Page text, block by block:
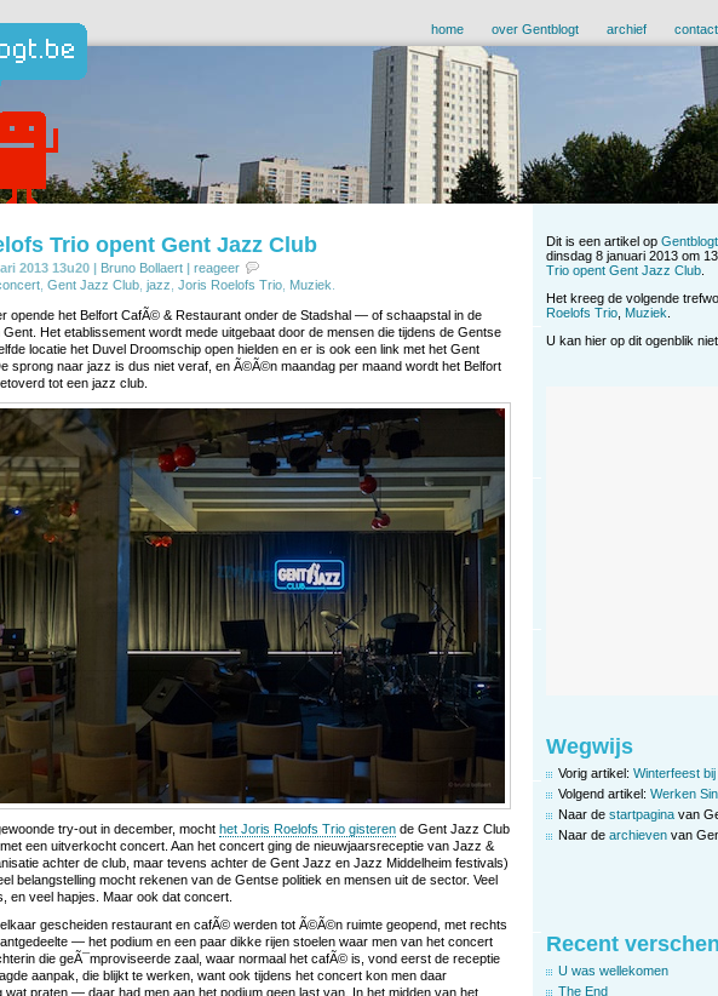
home over Gentblogt archief contact
Trio opent Gent Jazz Club
2013 13u20 | Bruno Bollaert | reageer
Gent Jazz Club jazz Joris Roelofs Trio Muziek
opende het Belfort CafÃ© & Restaurant onder de Stadshal — of schaapstal in de
Het etablissement wordt mede uitgebaat door de mensen die tijdens de Gentse
locatie het Duvel Droomschip open hielden en er is ook een link met het Gent
sprong naar jazz is dus niet veraf, en Ã©Ã©n maandag per maand wordt het Belfort
tot een jazz club.
try-out in december, mocht het Joris Roelofs Trio gisteren de Gent Jazz Club
een uitverkocht concert. Aan het concert ging de nieuwjaarsreceptie van Jazz &
achter de club, maar tevens achter de Gent Jazz en Jazz Middelheim festivals)
belangstelling mocht rekenen van de Gentse politiek en mensen uit de sector. Veel
en veel hapjes. Maar ook dat concert.
gescheiden restaurant en cafÃ© werden tot Ã©Ã©n ruimte geopend, met rechts
— het podium en een paar dikke rijen stoelen waar men van het concert
die geÃ¯mproviseerde zaal, waar normaal het cafÃ© is, vond eerst de receptie
aanpak, die blijkt te werken, want ook tijdens het concert kon men daar
wat praten — daar had men aan het podium geen last van. In het midden van het
Dit is een artikel op Gentblogt
dinsdag 8 januari 2013 om
Trio opent Gent Jazz Club
Het kreeg de volgende
Roelofs Trio Muziek
U kan hier op dit ogenblik
Wegwijs
Vorig artikel: Winterfeest
Volgend artikel: Werken
Naar de startpagina van
Naar de archieven van
Recent
U was wellekomen
The End